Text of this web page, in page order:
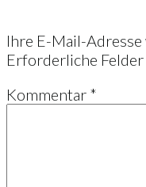
Ihre E-Mail-
Erforderliche
Kommentar *